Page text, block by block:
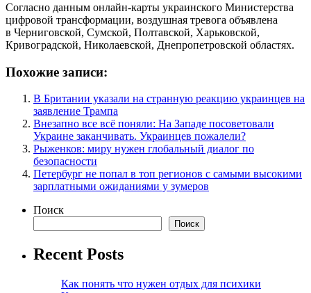
Согласно данным онлайн-карты украинского Министерства
цифровой трансформации, воздушная тревога объявлена
в Черниговской, Сумской, Полтавской, Харьковской,
Кривоградской, Николаевской, Днепропетровской областях.
Похожие записи:
В Британии указали на странную реакцию украинцев на
заявление Трампа
Внезапно все всё поняли: На Западе посоветовали
Украине заканчивать. Украинцев пожалели?
Рыженков: миру нужен глобальный диалог по
безопасности
Петербург не попал в топ регионов с самыми высокими
зарплатными ожиданиями у зумеров
Поиск
Поиск
Recent Posts
Как понять что нужен отдых для психики